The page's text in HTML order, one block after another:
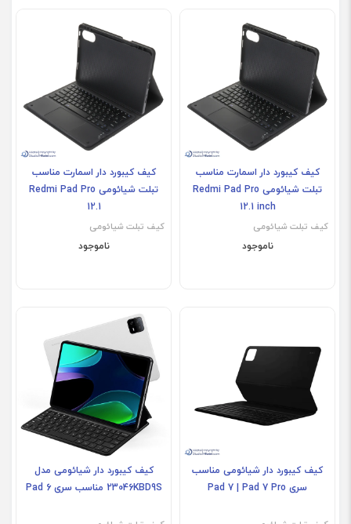
کیف کیبورد دار اسمارت مناسب
تبلت شیائومی Redmi Pad Pro
12.1 inch
کیف تبلت شیائومی
ناموجود
کیف کیبورد دار اسمارت مناسب
تبلت شیائومی Redmi Pad Pro
12.1
کیف تبلت شیائومی
ناموجود
کیف کیبورد دار شیائومی مناسب
سری Pad 7 | Pad 7 Pro
کیف کیبورد دار شیائومی مدل
23046KBD9S مناسب سری Pad 6